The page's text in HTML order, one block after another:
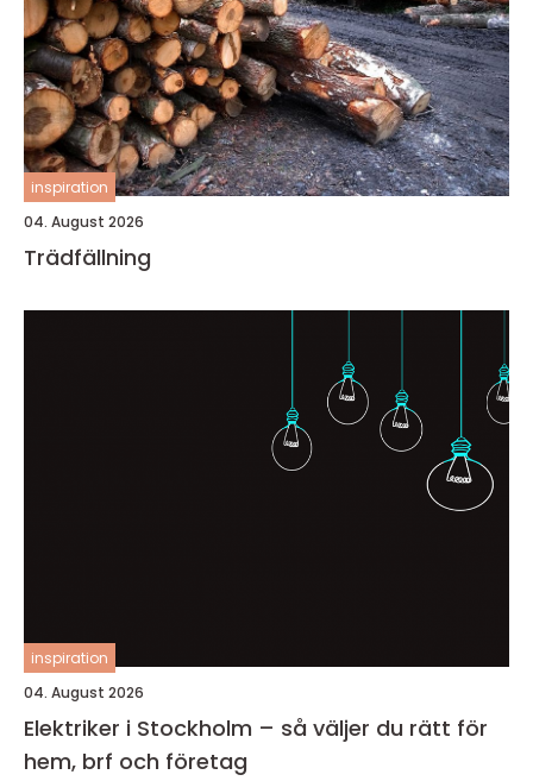
inspiration
04. August 2026
Trädfällning
inspiration
04. August 2026
Elektriker i Stockholm – så väljer du rätt för
hem, brf och företag